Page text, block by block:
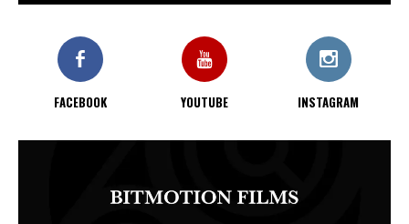
KO bij CWA Lowlands 7
FACEBOOK YOUTUBE INSTAGRAM